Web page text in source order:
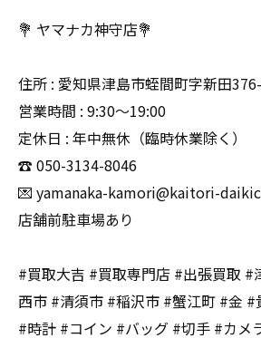
💐 ヤマナカ神守店💐
住所 : 愛知県津島市蛭間町字新田
営業時間 : 9:30〜19:00
定休日 : 年中無休（臨時休業除く）
☎️ 050-3134-8046
💌 yamanaka-kamori@kaitori-
店舗前駐車場あり
#買取大吉 #買取専門店 #出張買取 #
西市 #清須市 #稲沢市 #蟹江町 #金
#時計 #コイン #バッグ #切手 #カメ